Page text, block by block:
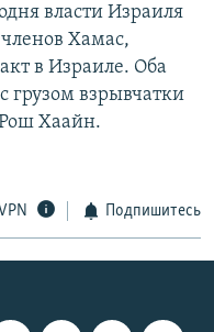
власти Израиля
Хамас,
в Израиле. Оба
грузом взрывчатки
Хаайн.
Подпишитесь